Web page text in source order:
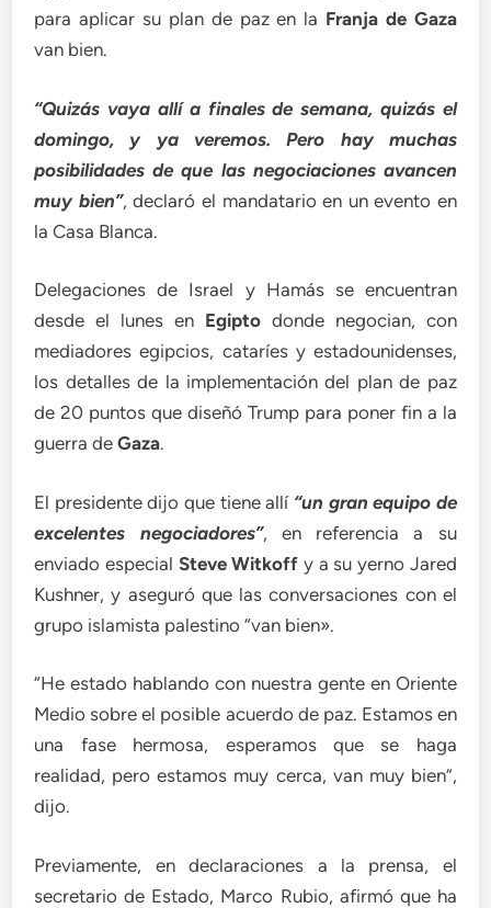
para aplicar su plan de paz en la Franja de Gaza
van bien.
“Quizás vaya allí a finales de semana, quizás el
domingo, y ya veremos. Pero hay muchas
posibilidades de que las negociaciones avancen
muy bien”, declaró el mandatario en un evento en
la Casa Blanca.
Delegaciones de Israel y Hamás se encuentran
desde el lunes en Egipto donde negocian, con
mediadores egipcios, cataríes y estadounidenses,
los detalles de la implementación del plan de paz
de 20 puntos que diseñó Trump para poner fin a la
guerra deGaza.
El presidente dijo que tiene allí“un gran equipo de
excelentes negociadores”, en referencia a su
enviado especial Steve Witkoff y a su yerno Jared
Kushner, y aseguró que las conversaciones con el
grupo islamista palestino “van bien».
“He estado hablando con nuestra gente en Oriente
Medio sobre el posible acuerdo de paz. Estamos en
una fase hermosa, esperamos que se haga
realidad, pero estamos muy cerca, van muy bien”,
dijo.
Previamente, en declaraciones a la prensa, el
secretario de Estado, Marco Rubio, afirmó que ha